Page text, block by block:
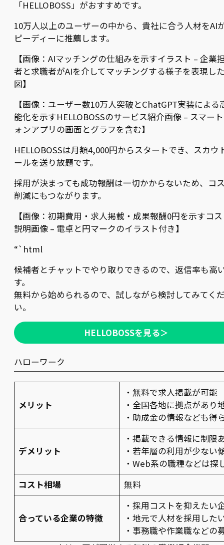
「HELLOBOSS」がおすすめです。
10万人以上のユーザーの中から、貴社に合う人材をAI
ピーディーに推薦します。
【画像：AIマッチングの仕組みを示すイラスト – 企業
者と求職者がAIを介してマッチングする様子を表現し
図】
【画像：ユーザー数10万人突破とChatGPT実装による
能化を示すHELLOBOSSのサービス紹介画像 – スマー
ォンアプリの画面とグラフを含む】
HELLOBOSSは月額4,000円からスタートでき、スカウ
ールを送り放題です。
採用が決まっても成功報酬は一切かからないため、コ
削減にもつながります。
【画像：初期費用・求人掲載・成果報酬0円を示すコ
説明画像 – 電卓と円マークのイラスト付き】
“`html
候補者とチャットでやり取りできるので、返信率も高
す。
無料から始められるので、試しながら検討してみてく
い。
HELLOBOSSを見る＞
ハローワーク
メリット
・無料で求人掲載が可能
・全国各地に拠点があり
・助成金の情報なども得
デメリット
・掲載できる情報に制限
・若年層の利用が少ない
・Web系の職種などは探
コスト相場
無料
合っている企業の特徴
・採用コストを抑えたい
・地元で人材を採用した
・事務職や作業職などの